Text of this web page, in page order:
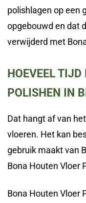
polishlagen op een
opgebouwd en dat
verwijderd met
HOEVEEL TIJD
POLISHEN IN
Dat hangt af van
vloeren. Het kan
gebruik maakt van
Bona Houten Vloer
Bona Houten Vloer